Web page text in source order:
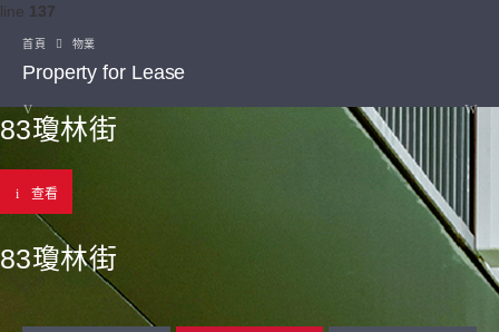
line 137
首頁 物業
Property for Lease
83瓊林街
查看
83瓊林街